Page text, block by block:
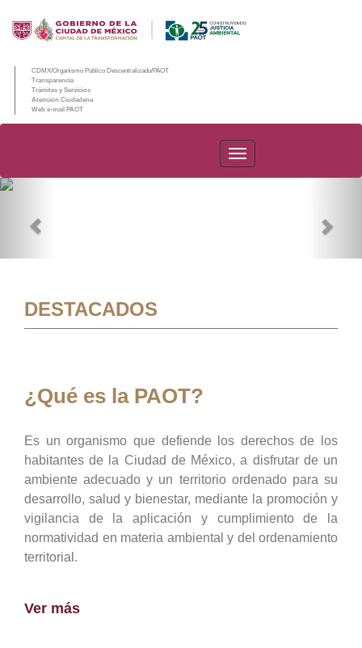
CDMX/Organismo Público Descentralizado/PAOT
Transparencia
Trámites y Servicios
Atención Ciudadana
Web e-mail PAOT
PAOT
DESTACADOS
¿Qué es la PAOT?
Es un organismo que defiende los derechos de los
habitantes de la Ciudad de México, a disfrutar de un
ambiente adecuado y un territorio ordenado para su
desarrollo, salud y bienestar, mediante la promoción y
vigilancia de la aplicación y cumplimiento de la
normatividad en materia ambiental y del ordenamiento
territorial.
Ver más